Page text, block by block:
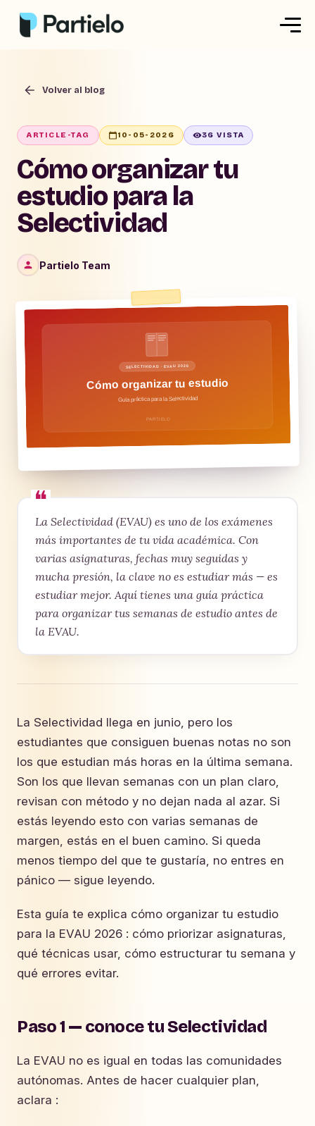
Crear un ejercicio
Iniciar sesión
Volver al blog
ARTICLE-TAG 10-05-2026 36 VISTA
Cómo organizar tu
estudio para la
Selectividad
Partielo Team
La Selectividad (EVAU) es uno de los exámenes
más importantes de tu vida académica. Con
varias asignaturas, fechas muy seguidas y
mucha presión, la clave no es estudiar más — es
estudiar mejor. Aquí tienes una guía práctica
para organizar tus semanas de estudio antes de
la EVAU.
La Selectividad llega en junio, pero los
estudiantes que consiguen buenas notas no son
los que estudian más horas en la última semana.
Son los que llevan semanas con un plan claro,
revisan con método y no dejan nada al azar. Si
estás leyendo esto con varias semanas de
margen, estás en el buen camino. Si queda
menos tiempo del que te gustaría, no entres en
pánico — sigue leyendo.
Esta guía te explica cómo organizar tu estudio
para la EVAU 2026 : cómo priorizar asignaturas,
qué técnicas usar, cómo estructurar tu semana y
qué errores evitar.
Paso 1 — conoce tu Selectividad
La EVAU no es igual en todas las comunidades
autónomas. Antes de hacer cualquier plan,
aclara :